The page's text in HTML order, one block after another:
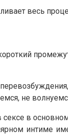
весь
не
в